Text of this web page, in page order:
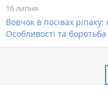
16 липня
Вовчок в посівах
Особливості та боротьба